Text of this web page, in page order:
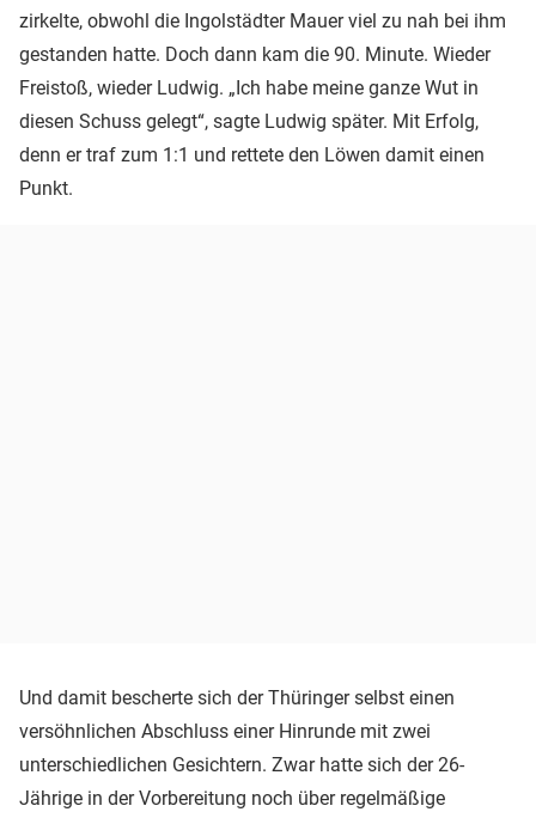
zirkelte, obwohl die Ingolstädter Mauer viel zu nah bei ihm
gestanden hatte. Doch dann kam die 90. Minute. Wieder
Freistoß, wieder Ludwig. „Ich habe meine ganze Wut in
diesen Schuss gelegt“, sagte Ludwig später. Mit Erfolg,
denn er traf zum 1:1 und rettete den Löwen damit einen
Punkt.
Und damit bescherte sich der Thüringer selbst einen
versöhnlichen Abschluss einer Hinrunde mit zwei
unterschiedlichen Gesichtern. Zwar hatte sich der 26-
Jährige in der Vorbereitung noch über regelmäßige